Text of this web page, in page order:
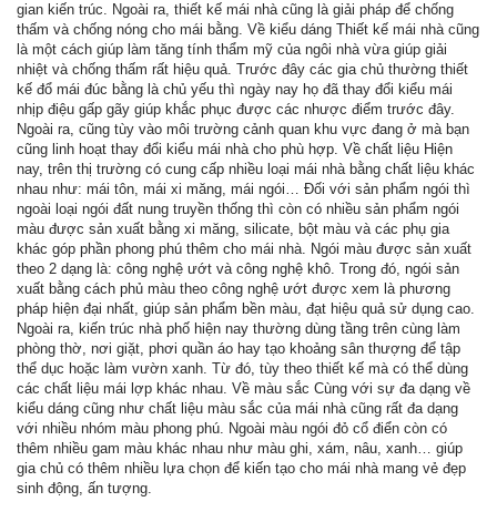
gian kiến trúc. Ngoài ra, thiết kế mái nhà cũng là giải pháp để chống
thấm và chống nóng cho mái bằng. Về kiểu dáng Thiết kế mái nhà cũng
là một cách giúp làm tăng tính thẩm mỹ của ngôi nhà vừa giúp giải
nhiệt và chống thấm rất hiệu quả. Trước đây các gia chủ thường thiết
kế đổ mái đúc bằng là chủ yếu thì ngày nay họ đã thay đổi kiểu mái
nhịp điệu gấp gãy giúp khắc phục được các nhược điểm trước đây.
Ngoài ra, cũng tùy vào môi trường cảnh quan khu vực đang ở mà bạn
cũng linh hoạt thay đổi kiểu mái nhà cho phù hợp. Về chất liệu Hiện
nay, trên thị trường có cung cấp nhiều loại mái nhà bằng chất liệu khác
nhau như: mái tôn, mái xi măng, mái ngói… Đối với sản phẩm ngói thì
ngoài loại ngói đất nung truyền thống thì còn có nhiều sản phẩm ngói
màu được sản xuất bằng xi măng, silicate, bột màu và các phụ gia
khác góp phần phong phú thêm cho mái nhà. Ngói màu được sản xuất
theo 2 dạng là: công nghệ ướt và công nghệ khô. Trong đó, ngói sản
xuất bằng cách phủ màu theo công nghệ ướt được xem là phương
pháp hiện đại nhất, giúp sản phẩm bền màu, đạt hiệu quả sử dụng cao.
Ngoài ra, kiến trúc nhà phố hiện nay thường dùng tầng trên cùng làm
phòng thờ, nơi giặt, phơi quần áo hay tạo khoảng sân thượng để tập
thể dục hoặc làm vườn xanh. Từ đó, tùy theo thiết kế mà có thể dùng
các chất liệu mái lợp khác nhau. Về màu sắc Cùng với sự đa dạng về
kiểu dáng cũng như chất liệu màu sắc của mái nhà cũng rất đa dạng
với nhiều nhóm màu phong phú. Ngoài màu ngói đỏ cổ điển còn có
thêm nhiều gam màu khác nhau như màu ghi, xám, nâu, xanh… giúp
gia chủ có thêm nhiều lựa chọn để kiến tạo cho mái nhà mang vẻ đẹp
sinh động, ấn tượng.